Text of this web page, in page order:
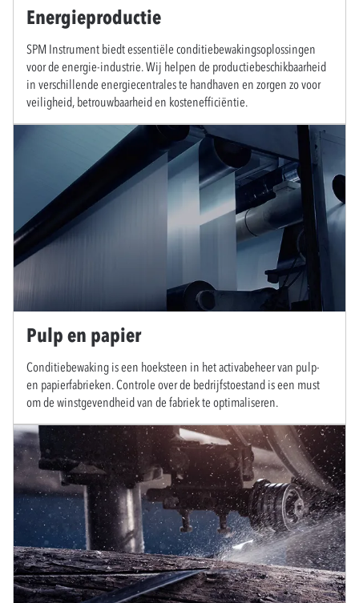
Energieproductie
SPM Instrument biedt essentiële conditiebewakingsoplossingen
voor de energie-industrie. Wij helpen de productiebeschikbaarheid
in verschillende energiecentrales te handhaven en zorgen zo voor
veiligheid, betrouwbaarheid en kostenefficiëntie.
Pulp en papier
Conditiebewaking is een hoeksteen in het activabeheer van pulp-
en papierfabrieken. Controle over de bedrijfstoestand is een must
om de winstgevendheid van de fabriek te optimaliseren.